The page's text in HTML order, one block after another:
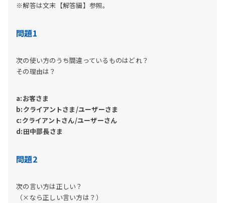
※解答は文末【解答編】参照。
問題1
次の使い方のうち間違っているものはどれ？
その理由は？
a:お客さま
b:クライアントさま /ユーザーさま
c:クライアントさん/ユーザーさん
d:田中部長さま
問題2
次の言い方は正しい？
（×なら正しい言い方は？）